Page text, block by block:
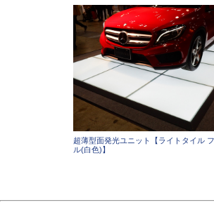
超薄型面発光ユニット【ライトタイル
ル(白色)】